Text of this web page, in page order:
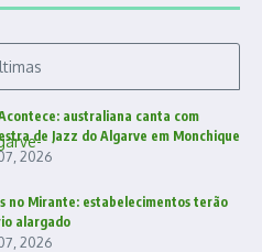
australiana canta com
de Jazz do Algarve em Monchique
2026
no Mirante: estabelecimentos terão
alargado
2026